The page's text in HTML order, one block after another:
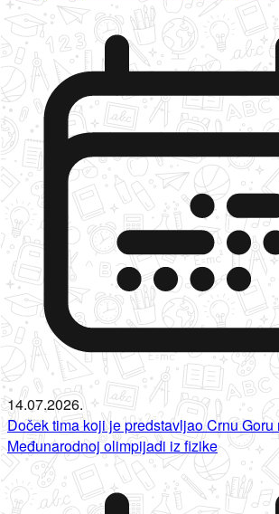
14.07.2026.
Doček tima koji je predstavljao Crnu Goru
Međunarodnoj olimpijadi iz fizike